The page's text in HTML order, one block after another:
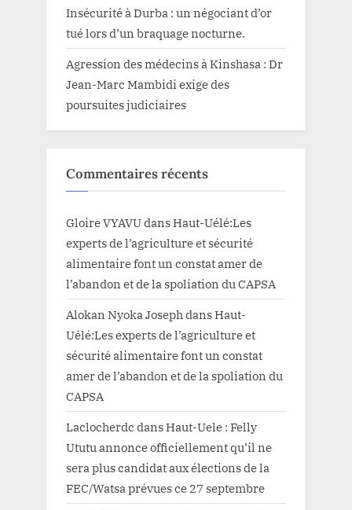
Insécurité à Durba : un négociant d’or
tué lors d’un braquage nocturne.
Agression des médecins à Kinshasa : Dr
Jean-Marc Mambidi exige des
poursuites judiciaires
Commentaires récents
Gloire VYAVUdansHaut-Uélé:Les
experts de l’agriculture et sécurité
alimentaire font un constat amer de
l’abandon et de la spoliation du CAPSA
Alokan Nyoka Joseph dansHaut-
Uélé:Les experts de l’agriculture et
sécurité alimentaire font un constat
amer de l’abandon et de la spoliation du
CAPSA
Laclocherdc dansHaut-Uele : Felly
Ututu annonce officiellement qu’il ne
sera plus candidat aux élections de la
FEC/Watsa prévues ce 27 septembre